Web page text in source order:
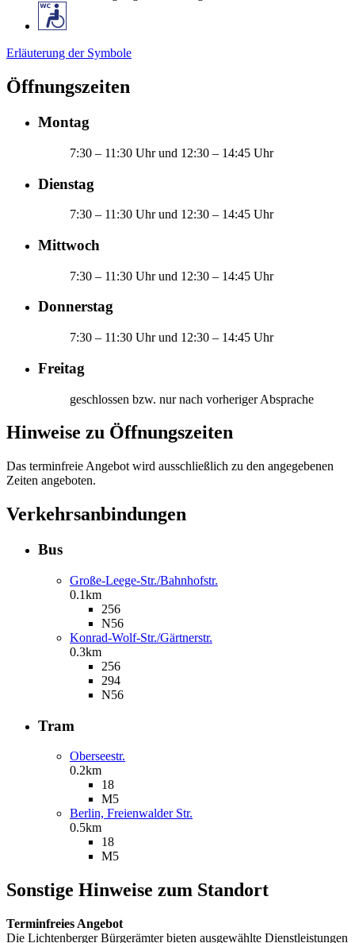
Erläuterung der Symbole
Öffnungszeiten
Montag
7:30 – 11:30 Uhr und 12:30 – 14:45 Uhr
Dienstag
7:30 – 11:30 Uhr und 12:30 – 14:45 Uhr
Mittwoch
7:30 – 11:30 Uhr und 12:30 – 14:45 Uhr
Donnerstag
7:30 – 11:30 Uhr und 12:30 – 14:45 Uhr
Freitag
geschlossen bzw. nur nach vorheriger Absprache
Hinweise zu Öffnungszeiten
Das terminfreie Angebot wird ausschließlich zu den angegebenen
Zeiten angeboten.
Verkehrsanbindungen
Bus
Große-Leege-Str./Bahnhofstr.
0.1km
256
N56
Konrad-Wolf-Str./Gärtnerstr.
0.3km
256
294
N56
Tram
Oberseestr.
0.2km
18
M5
Berlin, Freienwalder Str.
0.5km
18
M5
Sonstige Hinweise zum Standort
Terminfreies Angebot
Die Lichtenberger Bürgerämter bieten ausgewählte Dienstleistungen